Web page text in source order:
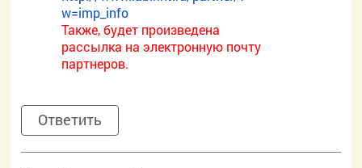
w=imp_info
Также, будет произведена
рассылка на электронную почту
партнеров.
Ответить